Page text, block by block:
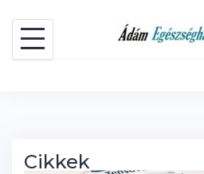
content
Cikkek